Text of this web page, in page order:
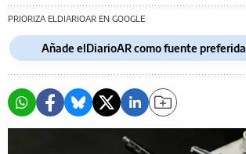
PRIORIZA ELDIARIOAR EN GOOGLE
Añade elDiarioAR como fuente preferida